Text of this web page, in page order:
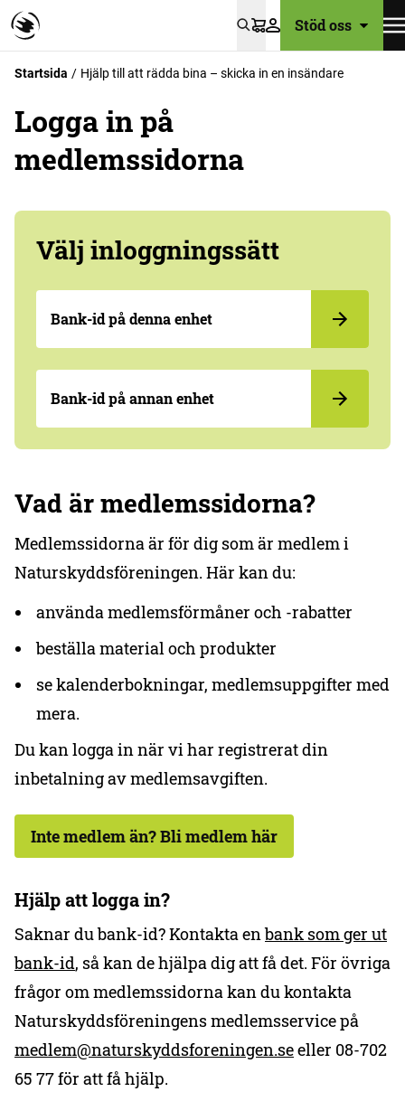
VarukorgStöd oss
Startsida Hjälp till att rädda bina – skicka in en insändare
Logga in på
medlemssidorna
Välj inloggningssätt
Bank-id på denna enhet
Bank-id på annan enhet
Vad är medlemssidorna?
Medlemssidorna är för dig som är medlem i
Naturskyddsföreningen. Här kan du:
använda medlemsförmåner och -rabatter
beställa material och produkter
se kalenderbokningar, medlemsuppgifter med
mera.
Du kan logga in när vi har registrerat din
inbetalning av medlemsavgiften.
Inte medlem än? Bli medlem här
Hjälp att logga in?
Saknar du bank-id? Kontakta enbank som ger ut
bank-id, så kan de hjälpa dig att få det. För övriga
frågor om medlemssidorna kan du kontakta
Naturskyddsföreningens medlemsservice på
medlem@naturskyddsforeningen.seeller 08-702
65 77 för att få hjälp.